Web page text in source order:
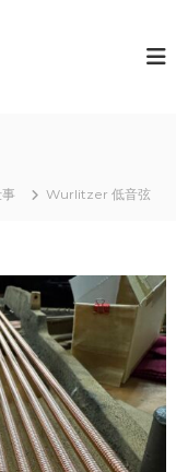
Wurlitzer 低音弦